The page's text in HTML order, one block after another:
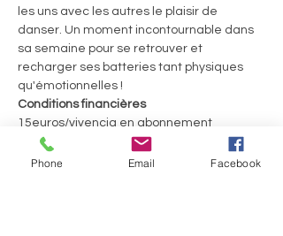
les uns avec les autres le plaisir de
danser. Un moment incontournable dans
sa semaine pour se retrouver et
recharger ses batteries tant physiques
qu'émotionnelles !
Conditions financières
15euros/vivencia en abonnement
trimestriel ou 20€ la séance
60euros le Welcome Pack pour 4 séances
Phone Email Facebook